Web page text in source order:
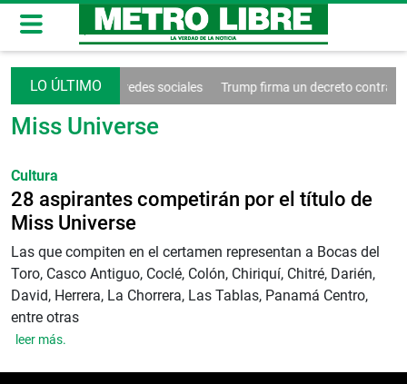
el control de las redes sociales Trump firma un decreto contra el
Miss Universe
Cultura
28 aspirantes competirán por el título de
Miss Universe
Las que compiten en el certamen representan a Bocas del
Toro, Casco Antiguo, Coclé, Colón, Chiriquí, Chitré, Darién,
David, Herrera, La Chorrera, Las Tablas, Panamá Centro,
entre otras
leer más.